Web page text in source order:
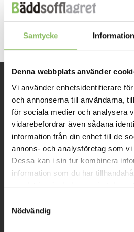
Samtycke Information
Denna webbplats använder
Vi använder enhetsidentifierare
och annonserna till användarna,
för sociala medier och analysera
vidarebefordrar även sådana
information från din enhet till de
annons- och analysföretag som
Dessa kan i sin tur kombinera
information som du har
samlat in när du har använt deras
Nödvändig
Both comments and trackbacks are
INFORMATION
Om oss
Kontakt
Mitt konto
Prisgaranti